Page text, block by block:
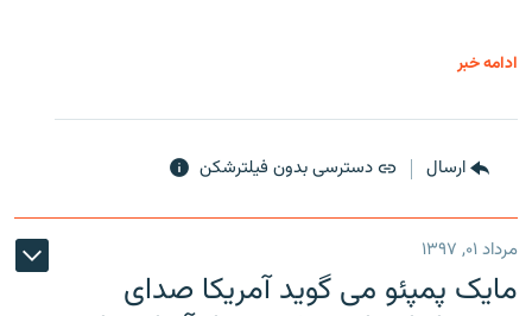
ادامه خبر
ارسال دسترسی بدون فیلترشکن
مرداد ۰۱, ۱۳۹۷
مایک پمپئو می گوید آمریکا صدای